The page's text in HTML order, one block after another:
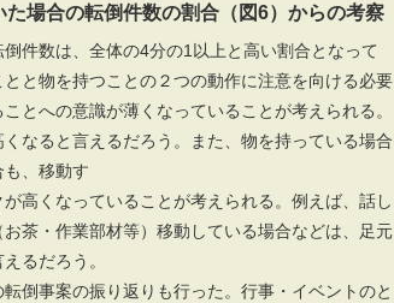
場合の転倒件数の割合（図6）からの考察
件数は、全体の4分の1以上と高い割合となって
と物を持つことの２つの動作に注意を向ける必要
とへの意識が薄くなっていることが考えられる。
なると言えるだろう。また、物を持っている場合
、移動す
高くなっていることが考えられる。例えば、話し
茶・作業部材等）移動している場合などは、足元
るだろう。
倒事案の振り返りも行った。行事・イベントのと